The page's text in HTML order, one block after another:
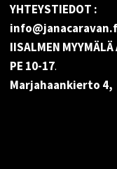
YHTEYSTIEDOT :
IISALMEN
PE 10-17.
Marjahaankierto 4,